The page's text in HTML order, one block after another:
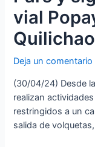
vial
Quilichao
Deja un comentario
(30/04/24) Desde
realizan
restringidos a un
salida de